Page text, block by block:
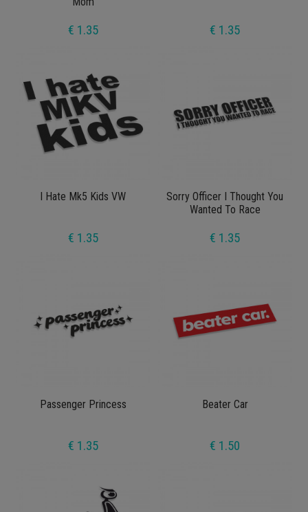
€ 1.35 € 1.35
I Hate Mk5 Kids VW
€ 1.35
Sorry Officer I Thought You
Wanted To Race
€ 1.35
Passenger Princess
€ 1.35
Beater Car
€ 1.50